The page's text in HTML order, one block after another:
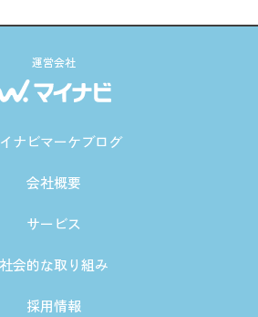
運営会社
ナビマーケブログ
会社概要
サービス
社会的な取り組み
採用情報